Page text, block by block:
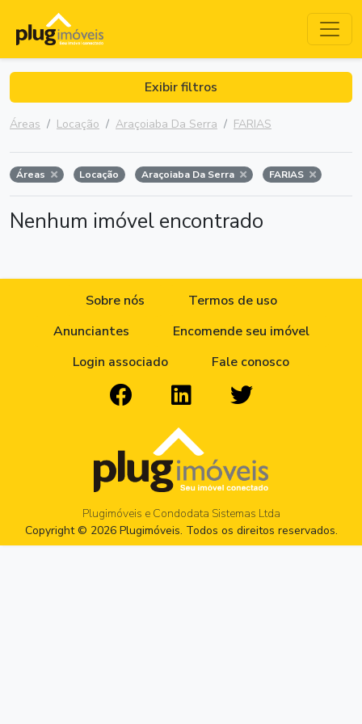
Exibir filtros
Áreas Locação Araçoiaba Da Serra FARIAS
Áreas Locação Araçoiaba Da Serra FARIAS
Nenhum imóvel encontrado
Sobre nós
Termos de uso
Anunciantes
Encomende seu imóvel
Login associado
Fale conosco
Plugimóveis e Condodata Sistemas Ltda
Copyright © 2026 Plugimóveis. Todos os direitos reservados.